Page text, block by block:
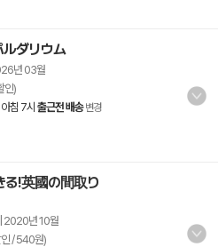
ダリウム
년 03월
인)
침 7시 출근전 배송 변경
る!英國の間取り
2020년 10월
/ 540원)